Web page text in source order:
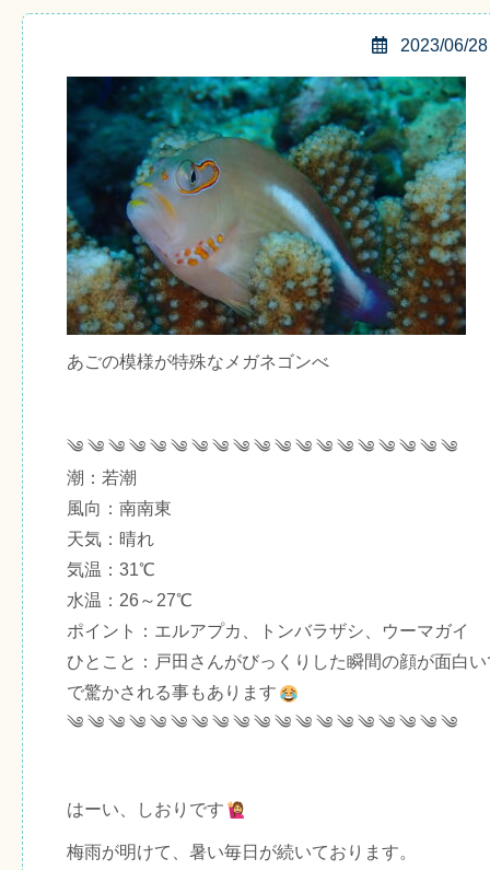
2023/06/28
あごの模様が特殊なメガネゴンべ
༄ ༄ ༄ ༄ ༄ ༄ ༄ ༄ ༄ ༄ ༄ ༄ ༄ ༄ ༄ ༄ ༄ ༄ ༄
潮：若潮
風向：南南東
天気：晴れ
気温：31℃
水温：26～27℃
ポイント：エルアプカ、トンバラザシ、ウーマガイ
ひとこと：戸田さんがびっくりした瞬間の顔が面白
で驚かされる事もあります
༄ ༄ ༄ ༄ ༄ ༄ ༄ ༄ ༄ ༄ ༄ ༄ ༄ ༄ ༄ ༄ ༄ ༄ ༄
はーい、しおりです
梅雨が明けて、暑い毎日が続いております。